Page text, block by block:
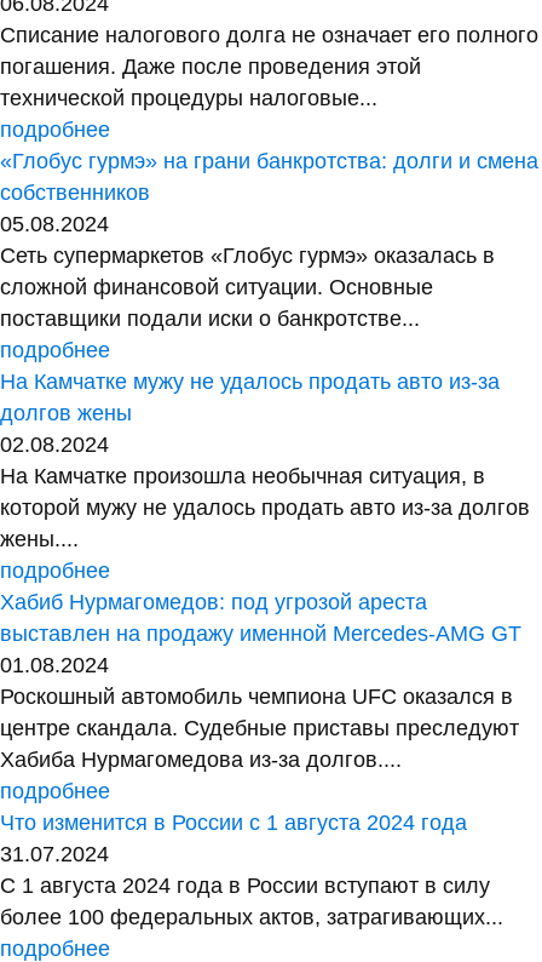
Списание налогового долга не означает его полного
погашения. Даже после проведения этой
технической процедуры налоговые...
подробнее
«Глобус гурмэ» на грани банкротства: долги и смена
собственников
05.08.2024
Сеть супермаркетов «Глобус гурмэ» оказалась в
сложной финансовой ситуации. Основные
поставщики подали иски о банкротстве...
подробнее
На Камчатке мужу не удалось продать авто из-за
долгов жены
02.08.2024
На Камчатке произошла необычная ситуация, в
которой мужу не удалось продать авто из-за долгов
жены....
подробнее
Хабиб Нурмагомедов: под угрозой ареста
выставлен на продажу именной Mercedes-AMG GT
01.08.2024
Роскошный автомобиль чемпиона UFC оказался в
центре скандала. Судебные приставы преследуют
Хабиба Нурмагомедова из-за долгов....
подробнее
Что изменится в России с 1 августа 2024 года
31.07.2024
С 1 августа 2024 года в России вступают в силу
более 100 федеральных актов, затрагивающих...
подробнее